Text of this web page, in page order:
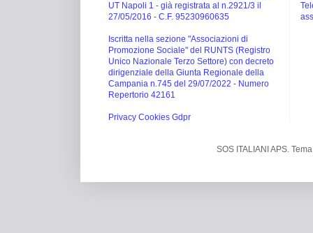
UT Napoli 1 - già registrata al n.2921/3 il
27/05/2016 - C.F. 95230960635
Iscritta nella sezione "Associazioni di
Promozione Sociale" del RUNTS (Registro
Unico Nazionale Terzo Settore) con decreto
dirigenziale della Giunta Regionale della
Campania n.745 del 29/07/2022 - Numero
Repertorio 42161
Privacy Cookies Gdpr
SOS ITALIANI APS.